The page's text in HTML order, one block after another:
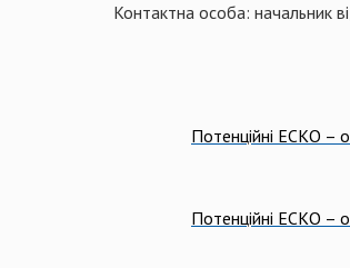
Контактна особа: начальник
Потенційні ЕСКО –
Потенційні ЕСКО –